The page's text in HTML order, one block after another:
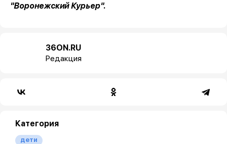
"Воронежский Курьер".
36ON.RU
Редакция
Категория
дети